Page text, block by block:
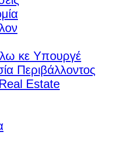
κε Υπουργέ
Περιβάλλοντος
Estate